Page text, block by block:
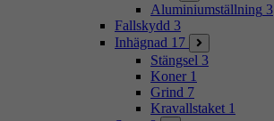
Aluminiumställning 3
Fallskydd 3
Inhägnad 17
Stängsel 3
Koner 1
Grind 7
Kravallstaket 1